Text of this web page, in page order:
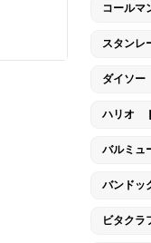
コール
スタン
ダイソ
ハリオ
バルミ
バンド
ビタク